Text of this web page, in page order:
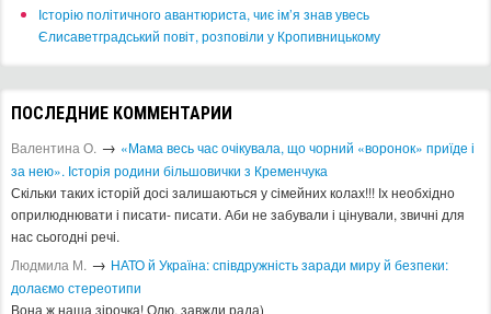
Історію політичного авантюриста, чиє ім’я знав увесь
Єлисаветградський повіт, розповіли у Кропивницькому
ПОСЛЕДНИЕ КОММЕНТАРИИ
Валентина О. → «Мама весь час очікувала, що чорний «воронок» приїде і
за нею». Історія родини більшовички з Кременчука
Скільки таких історій досі залишаються у сімейних колах!!! Іх необхідно
оприлюднювати і писати- писати. Аби не забували і цінували, звичні для
нас сьогодні речі.
Людмила М. → ​НАТО й Україна: співдружність заради миру й безпеки:
долаємо стереотипи
Вона ж наша зірочка! Олю, завжди рада)